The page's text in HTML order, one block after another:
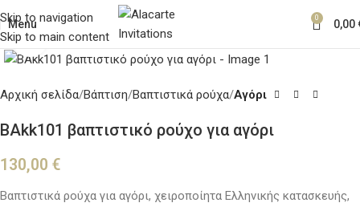
Skip to navigation
Skip to main content
Menu 0 0,00
Κλικ για μεγέθυνση
Αρχική σελίδα Βάπτιση Βαπτιστικά ρούχα Αγόρι
BAkk101 βαπτιστικό ρούχο για αγόρι
130,00 €
Βαπτιστικά ρούχα για αγόρι, χειροποίητα Ελληνικής κατασκευής,